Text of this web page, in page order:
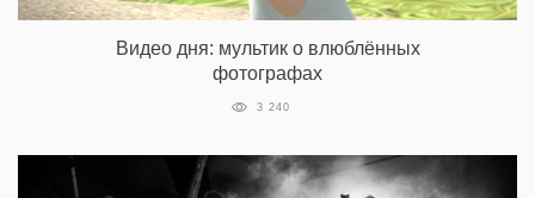
Видео дня: мультик о влюблённых
фотографах
3 240